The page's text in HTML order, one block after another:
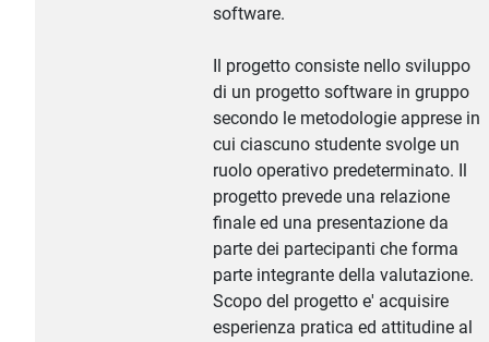
software.
Il progetto consiste nello sviluppo
di un progetto software in gruppo
secondo le metodologie apprese in
cui ciascuno studente svolge un
ruolo operativo predeterminato. Il
progetto prevede una relazione
finale ed una presentazione da
parte dei partecipanti che forma
parte integrante della valutazione.
Scopo del progetto e' acquisire
esperienza pratica ed attitudine al